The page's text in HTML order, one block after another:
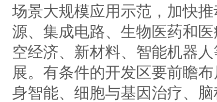
场景大规模应用示范，加快
源、集成电路、生物医药和
空经济、新材料、智能机器
展。有条件的开发区要前瞻
身智能、细胞与基因治疗、